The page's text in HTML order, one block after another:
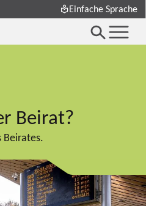
Einfache Sprache
Beirat?
Beirates.